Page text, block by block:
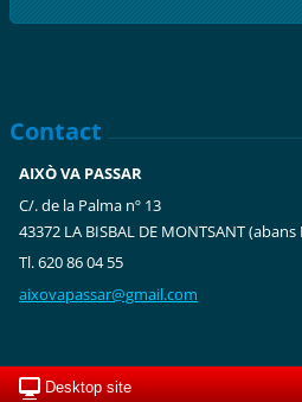
Contact
AIXÒ VA PASSAR
C/. de la Palma nº 13
43372 LA BISBAL DE MONTSANT
Tl. 620 86 04 55
aixovapassar@gmail.com
Desktop site